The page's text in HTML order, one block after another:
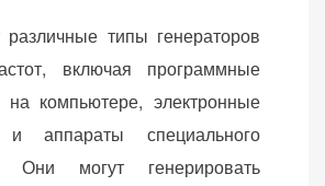
типы генераторов
включая программные
на компьютере, электронные
и аппараты специального
Они могут генерировать